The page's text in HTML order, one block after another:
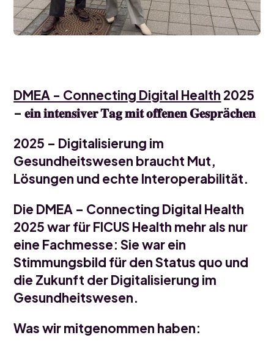
DMEA - Connecting Digital Health 2025
– 𝐞𝐢𝐧 𝐢𝐧𝐭𝐞𝐧𝐬𝐢𝐯𝐞𝐫 𝐓𝐚𝐠 𝐦𝐢𝐭 𝐨𝐟𝐟𝐞𝐧𝐞𝐧 𝐆𝐞𝐬𝐩𝐫ä𝐜𝐡𝐞𝐧
2025 – Digitalisierung im
Gesundheitswesen braucht Mut,
Lösungen und echte Interoperabilität.
Die DMEA – Connecting Digital Health
2025 war für FICUS Health mehr als nur
eine Fachmesse: Sie war ein
Stimmungsbild für den Status quo und
die Zukunft der Digitalisierung im
Gesundheitswesen.
Was wir mitgenommen haben: